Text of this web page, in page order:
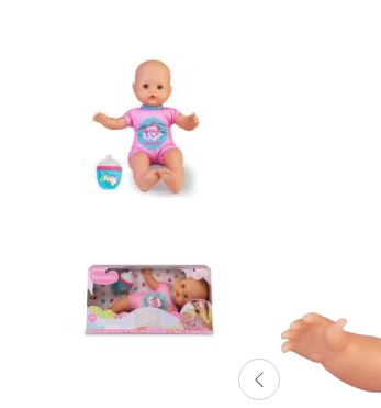
Creatividad y Arte
Figuras de Acción
Gadgets y Electrónicos
Lanzadores
Muñecas